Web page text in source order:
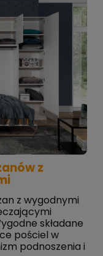
z
z wygodnymi
składane
pościel w
podnoszenia i